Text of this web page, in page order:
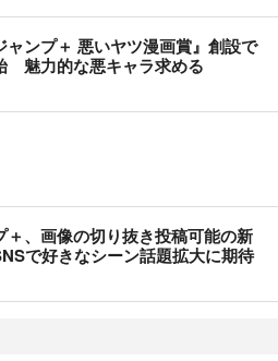
ャンプ＋ 悪いヤツ漫画賞』創設で
魅力的な悪キャラ求める
＋、画像の切り抜き投稿可能の新
で好きなシーン話題拡大に期待